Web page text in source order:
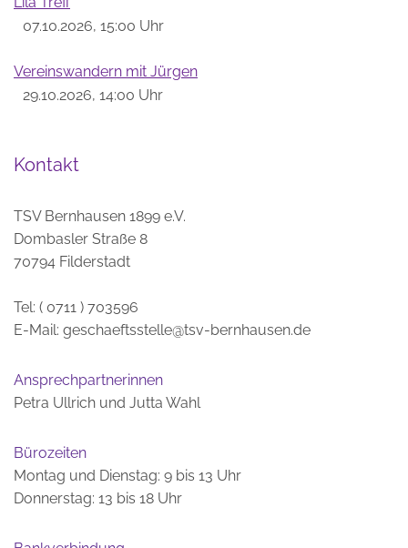
07.10.2026, 15:00 Uhr
Vereinswandern mit Jürgen
29.10.2026, 14:00 Uhr
Kontakt
TSV Bernhausen 1899 e.V.
Dombasler Straße 8
70794 Filderstadt
Tel: ( 0711 ) 703596
E-Mail: geschaeftsstelle@tsv-bernhausen.de
Ansprechpartnerinnen
Petra Ullrich und Jutta Wahl
Bürozeiten
Montag und Dienstag: 9 bis 13 Uhr
Donnerstag: 13 bis 18 Uhr